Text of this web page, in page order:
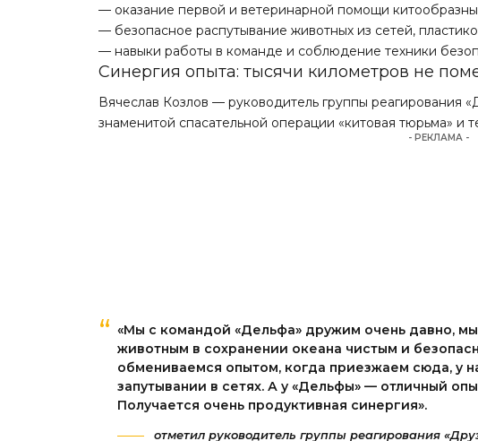
— оказание первой и ветеринарной помощи
— безопасное распутывание животных из сетей,
— навыки работы в команде и соблюдение техники
Синергия опыта: тысячи километров не
Вячеслав Козлов — руководитель группы реагирования
знаменитой спасательной операции «китовая тюрьма» и
- РЕКЛАМА -
«Мы с командой «Дельфа» дружим очень давно,
животным в сохранении океана чистым и
обмениваемся опытом, когда приезжаем сюда, у
запутывании в сетях. А у «Дельфы» — отличный
Получается очень продуктивная синергия».
отметил руководитель группы реагирования